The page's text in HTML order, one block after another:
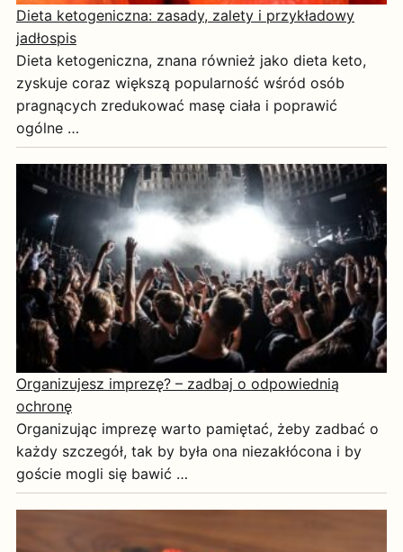
Dieta ketogeniczna: zasady, zalety i przykładowy
jadłospis
Dieta ketogeniczna, znana również jako dieta keto,
zyskuje coraz większą popularność wśród osób
pragnących zredukować masę ciała i poprawić
ogólne …
Organizujesz imprezę? – zadbaj o odpowiednią
ochronę
Organizując imprezę warto pamiętać, żeby zadbać o
każdy szczegół, tak by była ona niezakłócona i by
goście mogli się bawić …